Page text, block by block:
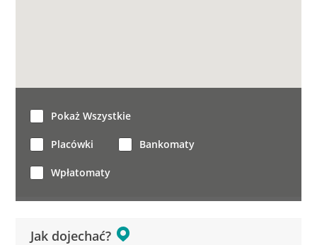
Jak dojechać?
Pokaż Wszystkie
Placówki Bankomaty
Wpłatomaty